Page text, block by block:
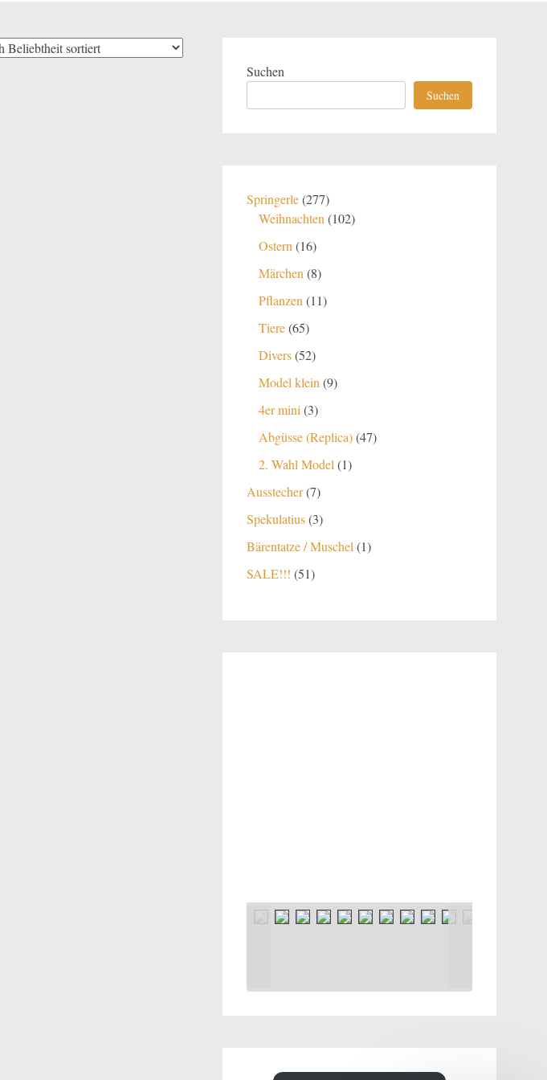
Suchen
Suchen
Springerle 277277
Produkte
Weihnachten 102102
Ostern 1616
Märchen 88
Pflanzen 1111
Tiere 6565
Divers 5252
Model klein 99
4er mini 33
Abgüsse (Replica) 4747
2. Wahl Model 11
Ausstecher 77
Spekulatius 33
Bärentatze / Muschel 11
SALE!!! 5151